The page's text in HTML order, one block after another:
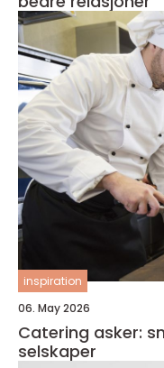
inspiration
06. May 2026
Catering asker:
selskaper